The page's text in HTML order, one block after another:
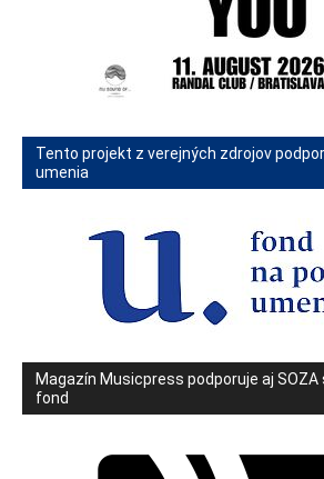
Tento projekt z verejných zdrojov
umenia
Magazín Musicpress podporuje aj
fond